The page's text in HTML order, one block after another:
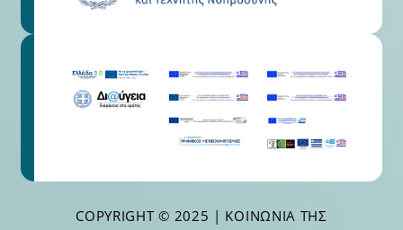
COPYRIGHT © 2025 | ΚΟΙΝΩΝΊΑ ΤΗΣ